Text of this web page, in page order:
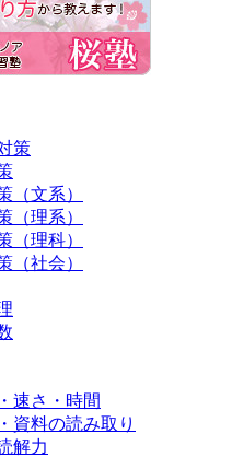
策
（文系）
（理系）
（理科）
（社会）
速さ・時間
資料の読み取り
解力